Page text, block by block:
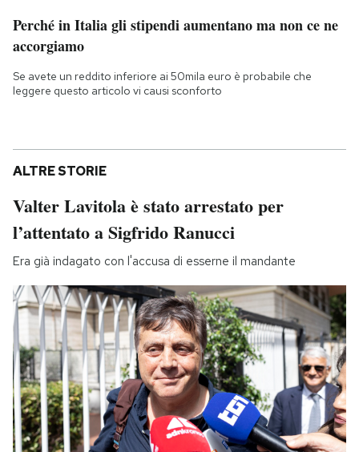
Perché in Italia gli stipendi aumentano ma non ce ne
accorgiamo
Se avete un reddito inferiore ai 50mila euro è probabile che
leggere questo articolo vi causi sconforto
ALTRE STORIE
Valter Lavitola è stato arrestato per
l’attentato a Sigfrido Ranucci
Era già indagato con l'accusa di esserne il mandante